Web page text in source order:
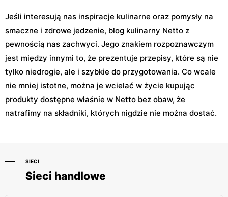
Jeśli interesują nas inspiracje kulinarne oraz pomysły na
smaczne i zdrowe jedzenie, blog kulinarny Netto z
pewnością nas zachwyci. Jego znakiem rozpoznawczym
jest między innymi to, że prezentuje przepisy, które są nie
tylko niedrogie, ale i szybkie do przygotowania. Co wcale
nie mniej istotne, można je wcielać w życie kupując
produkty dostępne właśnie w Netto bez obaw, że
natrafimy na składniki, których nigdzie nie można dostać.
SIECI
Sieci handlowe